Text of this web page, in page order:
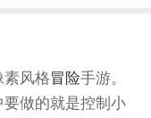
素风格冒险手游。
做的就是控制小